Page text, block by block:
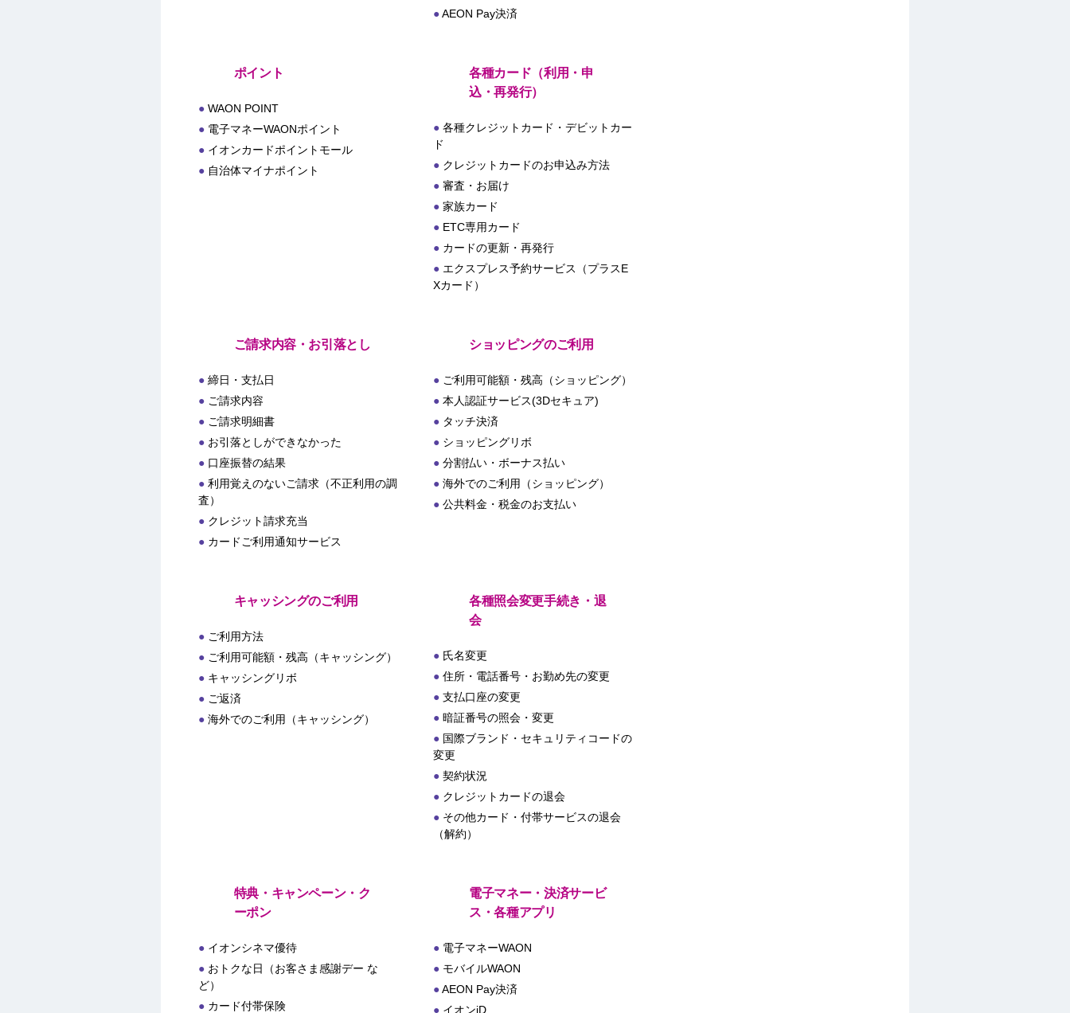
AEON Pay決済
ポイント
WAON POINT
電子マネーWAONポイント
イオンカードポイントモール
自治体マイナポイント
各種カード（利用・申
込・再発行）
各種クレジットカード・デビットカー
ド
クレジットカードのお申込み方法
審査・お届け
家族カード
ETC専用カード
カードの更新・再発行
エクスプレス予約サービス（プラスE
Xカード）
ご請求内容・お引落とし
締日・支払日
ご請求内容
ご請求明細書
お引落としができなかった
口座振替の結果
利用覚えのないご請求（不正利用の調
査）
クレジット請求充当
カードご利用通知サービス
ショッピングのご利用
ご利用可能額・残高（ショッピング）
本人認証サービス(3Dセキュア)
タッチ決済
ショッピングリボ
分割払い・ボーナス払い
海外でのご利用（ショッピング）
公共料金・税金のお支払い
キャッシングのご利用
ご利用方法
ご利用可能額・残高（キャッシング）
キャッシングリボ
ご返済
海外でのご利用（キャッシング）
各種照会変更手続き・退
会
氏名変更
住所・電話番号・お勤め先の変更
支払口座の変更
暗証番号の照会・変更
国際ブランド・セキュリティコードの
変更
契約状況
クレジットカードの退会
その他カード・付帯サービスの退会
（解約）
特典・キャンペーン・ク
ーポン
イオンシネマ優待
おトクな日（お客さま感謝デー な
ど）
カード付帯保険
電子マネー・決済サービ
ス・各種アプリ
電子マネーWAON
モバイルWAON
AEON Pay決済
イオンiD